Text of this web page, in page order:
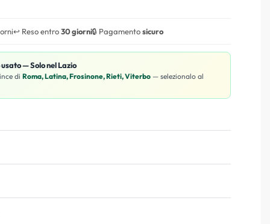
↩️ Reso entro30 giorni🔒 Pagamentosicuro
— Solo nel Lazio
di Roma, Latina, Frosinone, Rieti, Viterbo — selezionalo al